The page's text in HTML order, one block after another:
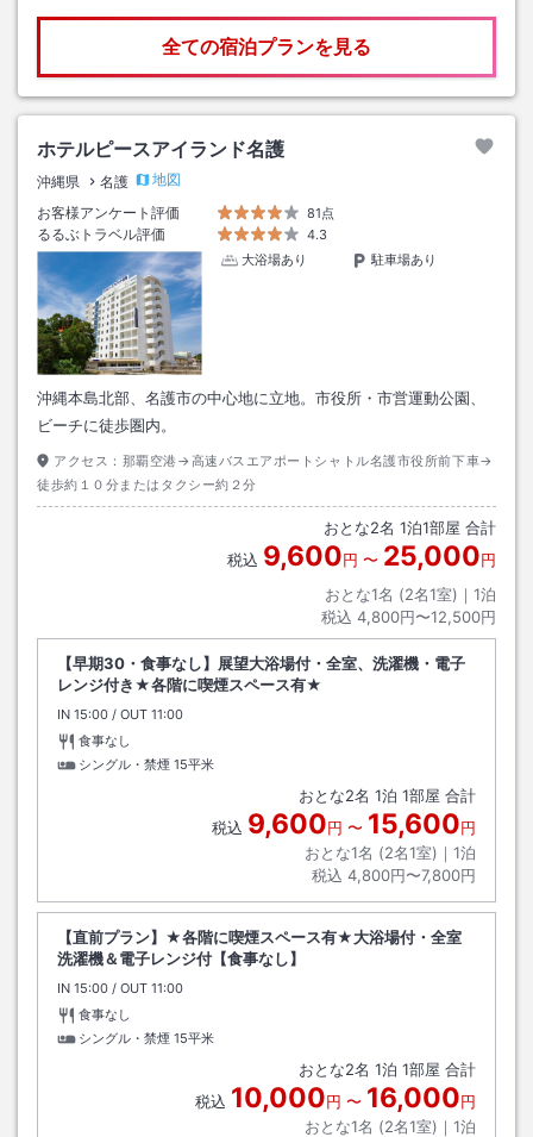
全ての宿泊プランを見る
ホテルピースアイランド名護
沖縄県 名護
地図
お客様アンケート評価
81点
るるぶトラベル評価
4.3
大浴場あり
駐車場あり
沖縄本島北部、名護市の中心地に立地。市役所・市営運動公園、
ビーチに徒歩圏内。
アクセス： 那覇空港→高速バスエアポートシャトル名護市役所前下車→
徒歩約１０分またはタクシー約２分
おとな2名 1泊1部屋 合計
税込 9,600円 〜 25,000円
おとな1名 (2名1室)｜ 1泊
税込 4,800円〜12,500円
【早期30・食事なし】展望大浴場付・全室、洗濯機・電子
レンジ付き★各階に喫煙スペース有★
IN チェックイン
15:00 / OUT チェックアウト
11:00
食事なし
シングル・禁煙 15平米
おとな2名 1泊 1部屋 合計
税込 9,600円 〜 15,600円
おとな1名 (2名1室)｜ 1泊
税込 4,800円〜7,800円
【直前プラン】★各階に喫煙スペース有★大浴場付・全室
洗濯機＆電子レンジ付【食事なし】
IN チェックイン
15:00 / OUT チェックアウト
11:00
食事なし
シングル・禁煙 15平米
おとな2名 1泊 1部屋 合計
税込 10,000円 〜 16,000円
おとな1名 (2名1室)｜ 1泊